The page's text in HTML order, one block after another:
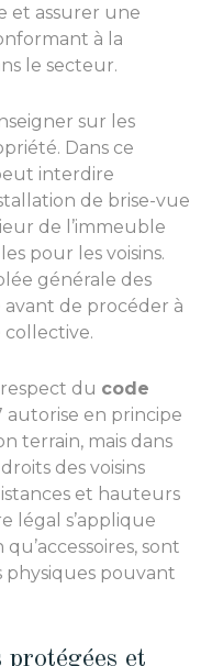
et assurer une
à la
le secteur.
sur les
Dans ce
interdire
de brise-vue
de l’immeuble
pour les voisins.
générale des
avant de procéder à
collective.
du code
autorise en principe
terrain, mais dans
des voisins
et hauteurs
légal s’applique
qu’accessoires, sont
physiques pouvant
protégées et